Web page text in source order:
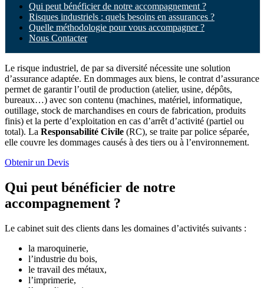
Qui peut bénéficier de notre accompagnement ?
Risques industriels : quels besoins en assurances ?
Quelle méthodologie pour vous accompagner ?
Nous Contacter
Le risque industriel, de par sa diversité nécessite une solution
d’assurance adaptée. En dommages aux biens, le contrat d’assurance
permet de garantir l’outil de production (atelier, usine, dépôts,
bureaux…) avec son contenu (machines, matériel, informatique,
outillage, stock de marchandises en cours de fabrication, produits
finis) et la perte d’exploitation en cas d’arrêt d’activité (partiel ou
total). La Responsabilité Civile (RC), se traite par police séparée,
elle couvre les dommages causés à des tiers ou à l’environnement.
Obtenir un Devis
Qui peut bénéficier de notre
accompagnement ?
Le cabinet suit des clients dans les domaines d’activités suivants :
la maroquinerie,
l’industrie du bois,
le travail des métaux,
l’imprimerie,